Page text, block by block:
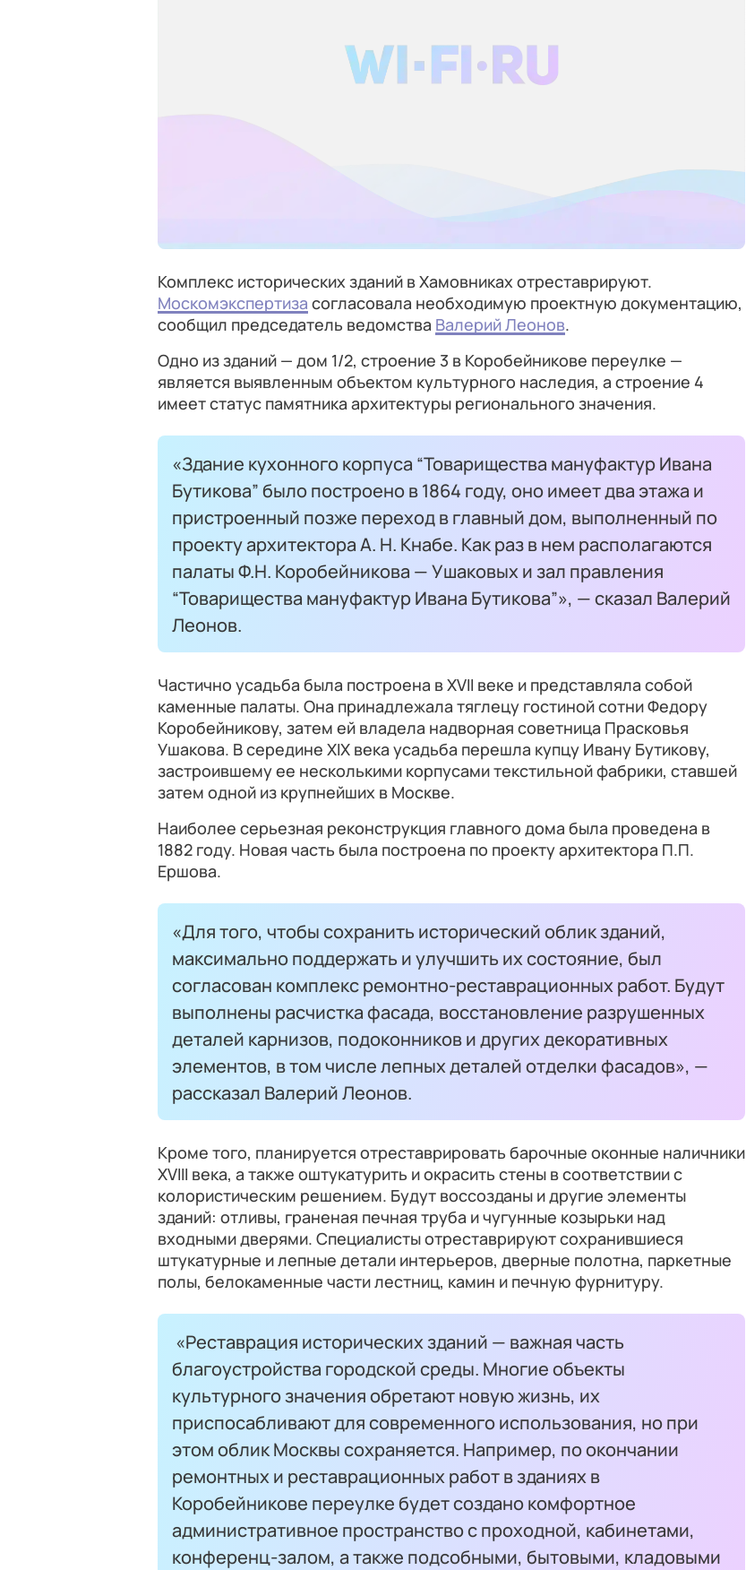
Комплекс исторических зданий в Хамовниках отреставрируют.
Москомэкспертиза согласовала необходимую проектную документацию,
сообщил председатель ведомства Валерий Леонов.
Одно из зданий — дом 1/2, строение 3 в Коробейникове переулке —
является выявленным объектом культурного наследия, а строение 4
имеет статус памятника архитектуры регионального значения.
«Здание кухонного корпуса “Товарищества мануфактур Ивана
Бутикова” было построено в 1864 году, оно имеет два этажа и
пристроенный позже переход в главный дом, выполненный по
проекту архитектора А. Н. Кнабе. Как раз в нем располагаются
палаты Ф.Н. Коробейникова — Ушаковых и зал правления
“Товарищества мануфактур Ивана Бутикова”», — сказал Валерий
Леонов.
Частично усадьба была построена в XVII веке и представляла собой
каменные палаты. Она принадлежала тяглецу гостиной сотни Федору
Коробейникову, затем ей владела надворная советница Прасковья
Ушакова. В середине XIX века усадьба перешла купцу Ивану Бутикову,
застроившему ее несколькими корпусами текстильной фабрики, ставшей
затем одной из крупнейших в Москве.
Наиболее серьезная реконструкция главного дома была проведена в
1882 году. Новая часть была построена по проекту архитектора П.П.
Ершова.
«Для того, чтобы сохранить исторический облик зданий,
максимально поддержать и улучшить их состояние, был
согласован комплекс ремонтно-реставрационных работ. Будут
выполнены расчистка фасада, восстановление разрушенных
деталей карнизов, подоконников и других декоративных
элементов, в том числе лепных деталей отделки фасадов», —
рассказал Валерий Леонов.
Кроме того, планируется отреставрировать барочные оконные наличники
XVIII века, а также оштукатурить и окрасить стены в соответствии с
колористическим решением. Будут воссозданы и другие элементы
зданий: отливы, граненая печная труба и чугунные козырьки над
входными дверями. Специалисты отреставрируют сохранившиеся
штукатурные и лепные детали интерьеров, дверные полотна, паркетные
полы, белокаменные части лестниц, камин и печную фурнитуру.
«Реставрация исторических зданий — важная часть
благоустройства городской среды. Многие объекты
культурного значения обретают новую жизнь, их
приспосабливают для современного использования, но при
этом облик Москвы сохраняется. Например, по окончании
ремонтных и реставрационных работ в зданиях в
Коробейникове переулке будет создано комфортное
административное пространство с проходной, кабинетами,
конференц-залом, а также подсобными, бытовыми, кладовыми